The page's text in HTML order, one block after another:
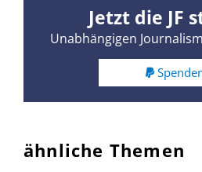
Jetzt die JF
Unabhängigen
ähnliche Themen